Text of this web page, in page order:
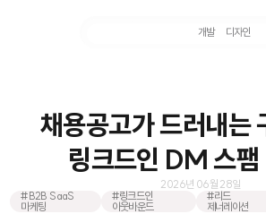
개발 디자인
채용공고가 드러내는
링크드인 DM 스팸
2026년 06월 28일
#B2B SaaS
마케팅
#링크드인
아웃바운드
#리드
제너레이션